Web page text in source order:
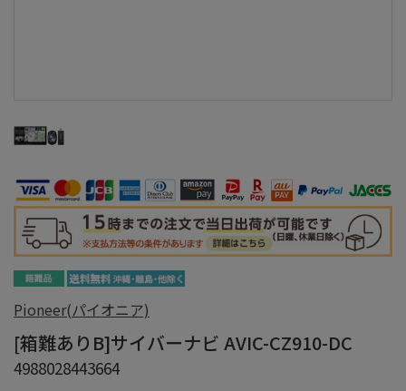
Pioneer(パイオニア)
[箱難ありB]サイバーナビ AVIC-CZ910-DC
4988028443664